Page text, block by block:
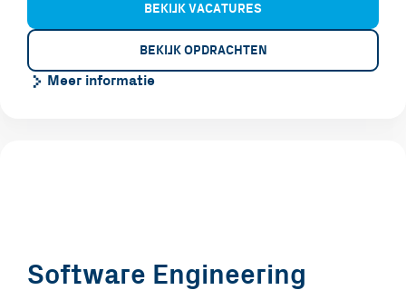
BEKIJK VACATURES
BEKIJK OPDRACHTEN
Meer informatie
Software Engineering